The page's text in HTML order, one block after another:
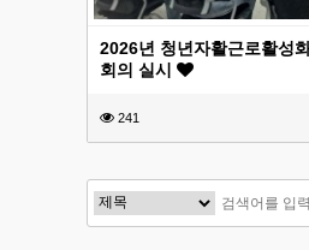
2026년 청년자활근로활성
회의 실시
241